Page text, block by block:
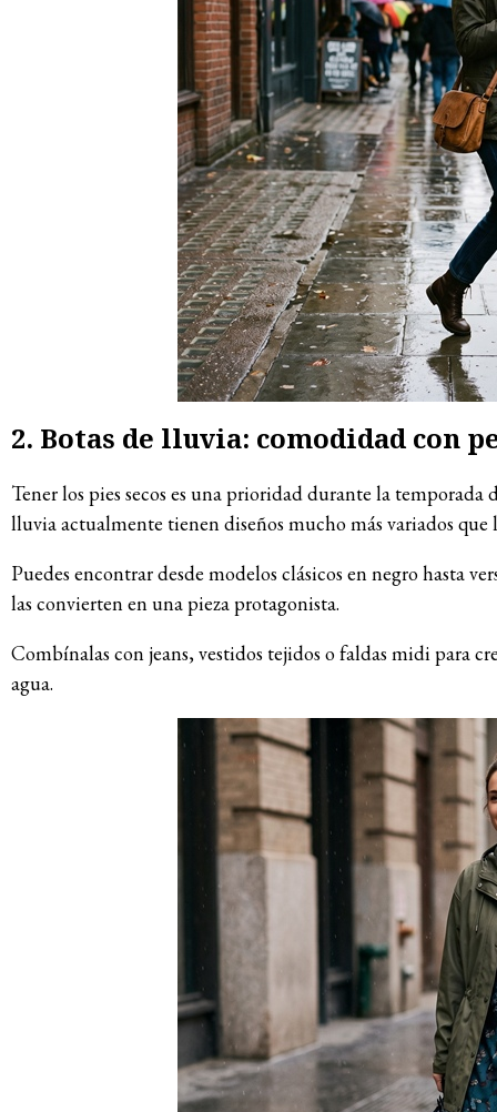
2. Botas de lluvia: comodidad con
Tener los pies secos es una prioridad durante la
lluvia actualmente tienen diseños mucho más variados que
Puedes encontrar desde modelos clásicos en negro hasta
las convierten en una pieza protagonista.
Combínalas con jeans, vestidos tejidos o faldas midi para
agua.